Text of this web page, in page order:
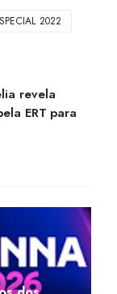
2022
revela
ERT para